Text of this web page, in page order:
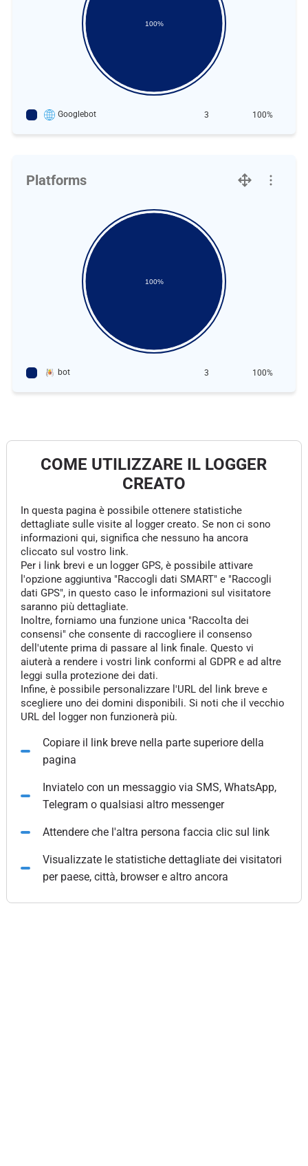
100%
Googlebot 3 100%
Platforms
100%
bot 3 100%
COME UTILIZZARE IL LOGGER
CREATO
In questa pagina è possibile ottenere statistiche
dettagliate sulle visite al logger creato. Se non ci sono
informazioni qui, significa che nessuno ha ancora
cliccato sul vostro link.
Per i link brevi e un logger GPS, è possibile attivare
l'opzione aggiuntiva "Raccogli dati SMART" e "Raccogli
dati GPS", in questo caso le informazioni sul visitatore
saranno più dettagliate.
Inoltre, forniamo una funzione unica "Raccolta dei
consensi" che consente di raccogliere il consenso
dell'utente prima di passare al link finale. Questo vi
aiuterà a rendere i vostri link conformi al GDPR e ad altre
leggi sulla protezione dei dati.
Infine, è possibile personalizzare l'URL del link breve e
scegliere uno dei domini disponibili. Si noti che il vecchio
URL del logger non funzionerà più.
Copiare il link breve nella parte superiore della
pagina
Inviatelo con un messaggio via SMS, WhatsApp,
Telegram o qualsiasi altro messenger
Attendere che l'altra persona faccia clic sul link
Visualizzate le statistiche dettagliate dei visitatori
per paese, città, browser e altro ancora